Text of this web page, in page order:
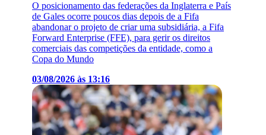
O posicionamento das federações da Inglaterra e País
de Gales ocorre poucos dias depois de a Fifa
abandonar o projeto de criar uma subsidiária, a Fifa
Forward Enterprise (FFE), para gerir os direitos
comerciais das competições da entidade, como a
Copa do Mundo
03/08/2026 às 13:16